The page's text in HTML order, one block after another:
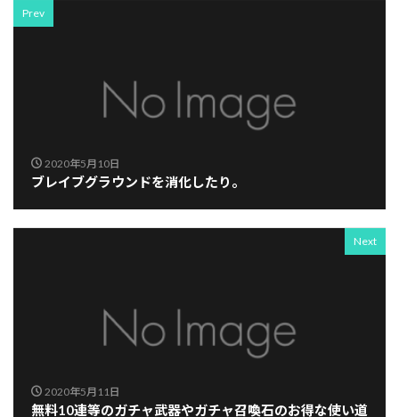
Prev
2020年5月10日
ブレイブグラウンドを消化したり。
Next
2020年5月11日
無料10連等のガチャ武器やガチャ召喚石のお得な使い道